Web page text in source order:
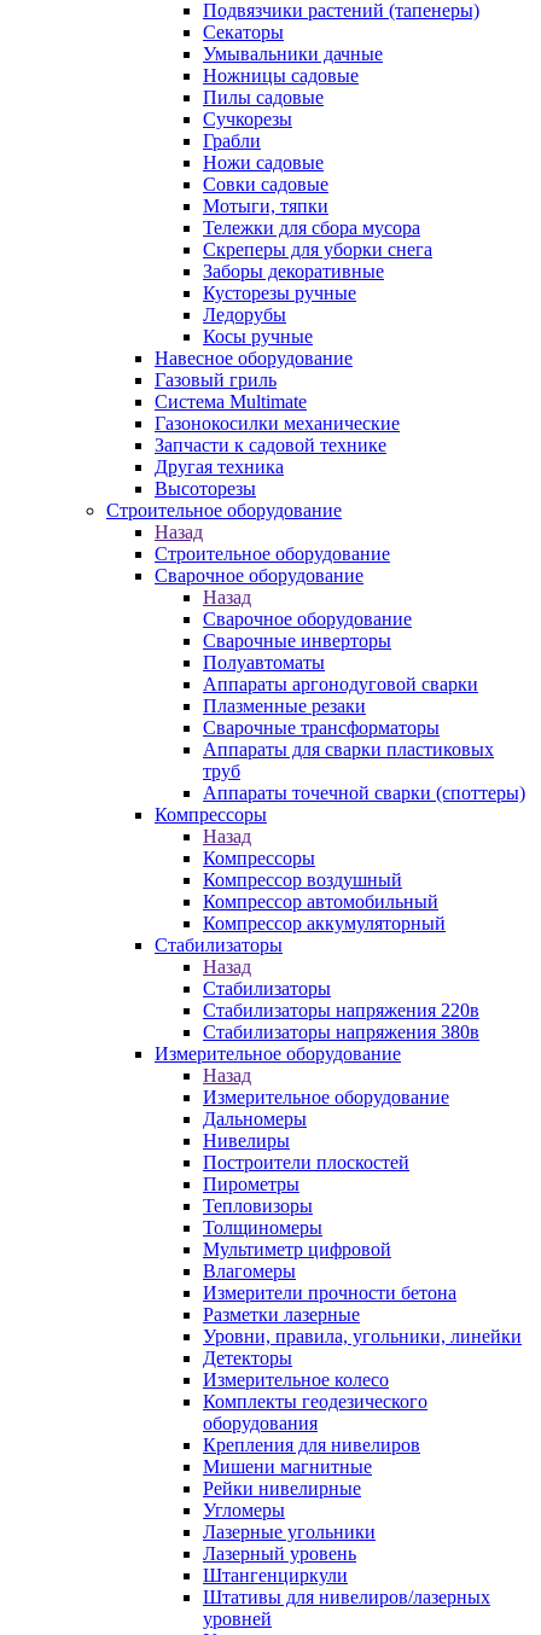
Подвязчики растений (тапенеры)
Секаторы
Умывальники дачные
Ножницы садовые
Пилы садовые
Сучкорезы
Грабли
Ножи садовые
Совки садовые
Мотыги, тяпки
Тележки для сбора мусора
Скреперы для уборки снега
Заборы декоративные
Кусторезы ручные
Ледорубы
Косы ручные
Навесное оборудование
Газовый гриль
Система Multimate
Газонокосилки механические
Запчасти к садовой технике
Другая техника
Высоторезы
Строительное оборудование
Назад
Строительное оборудование
Сварочное оборудование
Назад
Сварочное оборудование
Сварочные инверторы
Полуавтоматы
Аппараты аргонодуговой сварки
Плазменные резаки
Сварочные трансформаторы
Аппараты для сварки пластиковых
труб
Аппараты точечной сварки (споттеры)
Компрессоры
Назад
Компрессоры
Компрессор воздушный
Компрессор автомобильный
Компрессор аккумуляторный
Стабилизаторы
Назад
Стабилизаторы
Стабилизаторы напряжения 220в
Стабилизаторы напряжения 380в
Измерительное оборудование
Назад
Измерительное оборудование
Дальномеры
Нивелиры
Построители плоскостей
Пирометры
Тепловизоры
Толщиномеры
Мультиметр цифровой
Влагомеры
Измерители прочности бетона
Разметки лазерные
Уровни, правила, угольники, линейки
Детекторы
Измерительное колесо
Комплекты геодезического
оборудования
Крепления для нивелиров
Мишени магнитные
Рейки нивелирные
Угломеры
Лазерные угольники
Лазерный уровень
Штангенциркули
Штативы для нивелиров/лазерных
уровней